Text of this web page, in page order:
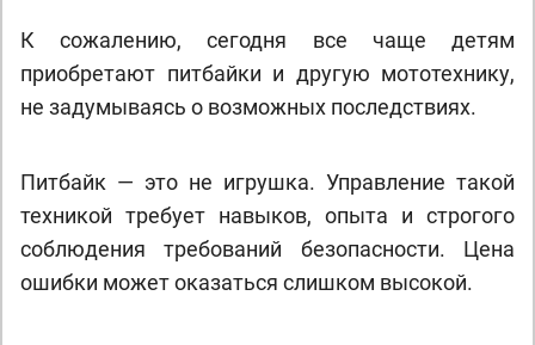
К сожалению, сегодня все чаще детям
приобретают питбайки и другую мототехнику,
не задумываясь о возможных последствиях.
Питбайк — это не игрушка. Управление такой
техникой требует навыков, опыта и строгого
соблюдения требований безопасности. Цена
ошибки может оказаться слишком высокой.